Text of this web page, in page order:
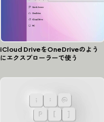
iCloud DriveをOneDriveのよう
にエクスプローラーで使う